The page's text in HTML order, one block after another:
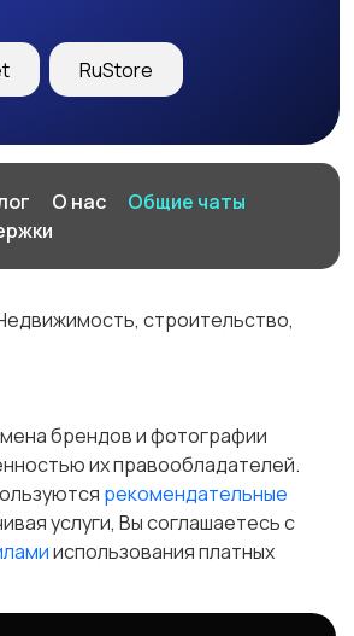
RuStore
О нас
Общие чаты
строительство,
брендов и фотографии
их правообладателей.
рекомендательные
услуги, Вы соглашаетесь c
использования платных
Правила сервиса